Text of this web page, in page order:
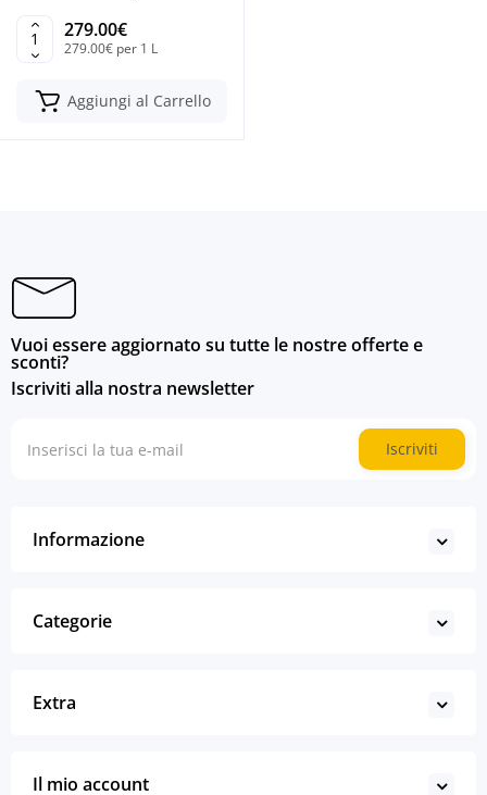
279.00€
279.00€ per 1 L
Aggiungi al Carrello
Vuoi essere aggiornato su tutte le nostre offerte e
sconti?
Iscriviti alla nostra newsletter
Iscriviti
Informazione
Categorie
Extra
Il mio account